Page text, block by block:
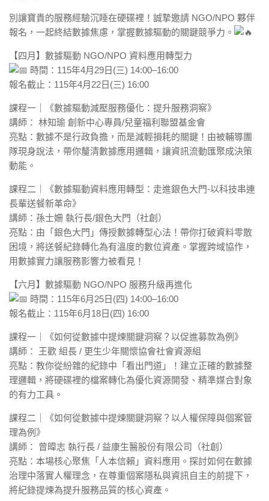
別讓寶貴的服務經驗沉睡在硬碟裡！誠摯邀請 NGO/NPO 夥伴
報名，一起終結數據焦慮，掌握數據驅動的關鍵競爭力。
【四月】數據驅動 NGO/NPO 資料應用轉型力
時間：115年4月29日(三) 14:00–16:00
報名截止：115年4月22日(三) 16:00
課程一｜《數據驅動減壓服務優化：提升服務洞察》
講師： 林知瑜 創新中心專員/兒童福利聯盟基金會
亮點：數據不是行政負擔，而是減輕損耗的關鍵！由被輔導團
隊現身說法，帶你釐清數據應用邏輯，讓資訊流動匯聚成決策
動能。
課程二｜《數據驅動資料應用轉型：走進銀色大門-以科技串連
長輩送餐新革命》
講師：孫士姍 執行長/銀色大門（社創）
亮點：由「銀色大門」傳授數據轉型心法！帶你打破資料零散
困境，將送餐紀錄轉化為有溫度的數位資產。掌握跨域協作，
用數據實力讓服務影響力被看見！
【六月】數據驅動 NGO/NPO 服務升級再進化
時間：115年6月25日(四) 14:00–16:00
報名截止：115年6月18日(四) 16:00
課程一｜《如何從數據中提煉關鍵洞察？以促進募款為例》
講師： 王歡 組長 / 更生少年關懷協會社會資源組
亮點：教你從紛雜的紀錄中「看出門道」！建立正確的數據整
理邏輯，將硬碟裡的檔案轉化為優化資源開發、精準媒合對象
的有力工具。
課程二｜《如何從數據中提煉關鍵洞察？以人權保障與個案管
理為例》
講師： 曾暐志 執行長 / 益康生醫股份有限公司（社創）
亮點：本場核心聚焦「人本信賴」資料應用。探討如何在數據
治理中落實人權理念，在尊重個案隱私與資訊自主的前提下，
將紀錄提煉為提升服務品質的核心資產。